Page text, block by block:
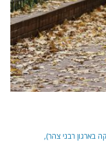
בארגון רבני צהר)